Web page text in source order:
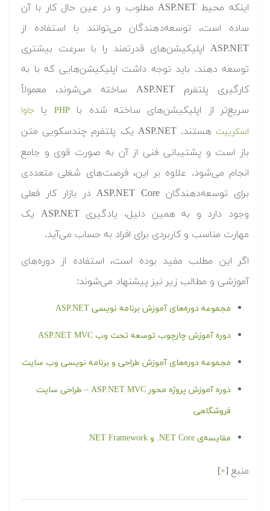
اینکه محیط ASP.NET مطلوب و در عین حال کار با آن
ساده است، توسعه‌دهندگان می‌توانند با استفاده از
ASP.NET اپلیکیشن‌های قدرتمند را با سرعت بیشتری
توسعه دهند. باید توجه داشت اپلیکیشن‌هایی که با به
کارگیری پلتفرم ASP.NET ساخته می‌شوند، معمولاً
سریع‌تر از اپلیکیشن‌های ساخته شده باPHP یا
جاوا
اسکریپت
هستند. ASP.NET یک پلتفرم چندسکویی متن
باز است و پشتیبانی فنی از آن به صورت قوی و جامع
انجام می‌شود. علاوه بر این، فرصت‌های شغلی متعددی
برای توسعه‌دهندگان ‎ASP.NET Core در بازار کار فعلی
وجود دارد و به همین دلیل، یادگیری ASP.NET یک
مهارت مناسب و کاربردی برای افراد به حساب می‌آید.
اگر این مطلب مفید بوده است، استفاده از دوره‌های
آموزشی و مطالب زیر نیز پیشنهاد می‌شوند:
مجموعه دوره‌های آموزش برنامه نویسی ASP.NET
دوره آموزش چارچوب توسعه تحت وب ASP.NET MVC
مجموعه دوره‌های آموزش طراحی و برنامه نویسی وب سایت
دوره آموزش پروژه محور ASP.NET MVC – طراحی سایت
فروشگاهی
مقایسه‌ی NET Core. و NET Framework.
منبع [+
]